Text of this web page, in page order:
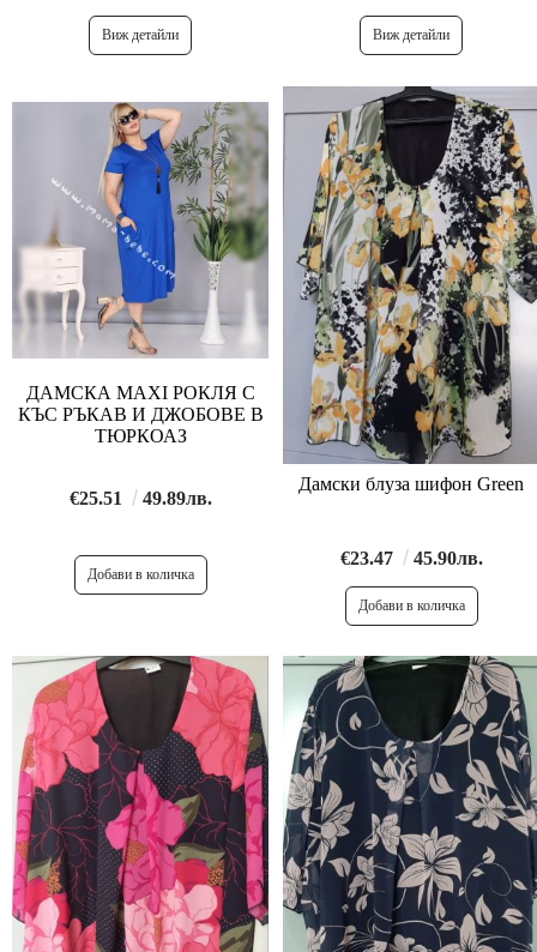
Виж детайли Виж детайли
ДАМСКА MAXI РОКЛЯ С
КЪС РЪКАВ И ДЖОБОВЕ В
ТЮРКОАЗ
€25.51 49.89лв.
Дамски блуза шифон Green
€23.47 45.90лв.